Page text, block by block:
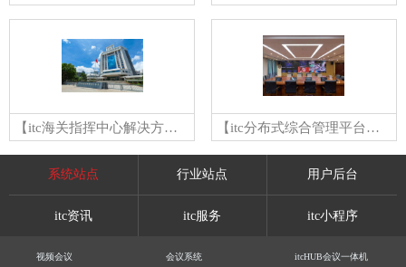
【itc海关指挥中心解决方案】广东省某海关单位 【itc分布式综合管理平台、会议扩声、无纸化案例】佛山市某消防大队
系统站点 行业站点 用户后台
itc资讯 itc服务 itc小程序
视频会议 会议系统
itcHUB会议一体机